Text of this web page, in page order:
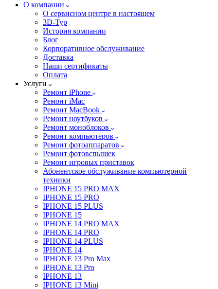
О компании
О сервисном центре в настоящем
3D-Тур
История компании
Блог
Корпоративное обслуживание
Доставка
Наши сертификаты
Оплата
Услуги
Ремонт iPhone
Ремонт iMac
Ремонт MacBook
Ремонт ноутбуков
Ремонт моноблоков
Ремонт компьютеров
Ремонт фотоаппаратов
Ремонт фотовспышек
Ремонт игровых приставок
Абонентское обслуживание компьютерной
техники
IPHONE 15 PRO MAX
IPHONE 15 PRO
IPHONE 15 PLUS
IPHONE 15
IPHONE 14 PRO MAX
IPHONE 14 PRO
IPHONE 14 PLUS
IPHONE 14
IPHONE 13 Pro Max
IPHONE 13 Pro
IPHONE 13
IPHONE 13 Mini